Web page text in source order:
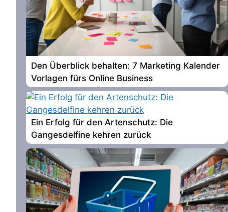
Den Überblick behalten: 7 Marketing Kalender
Vorlagen fürs Online Business
Ein Erfolg für den Artenschutz: Die
Gangesdelfine kehren zurück